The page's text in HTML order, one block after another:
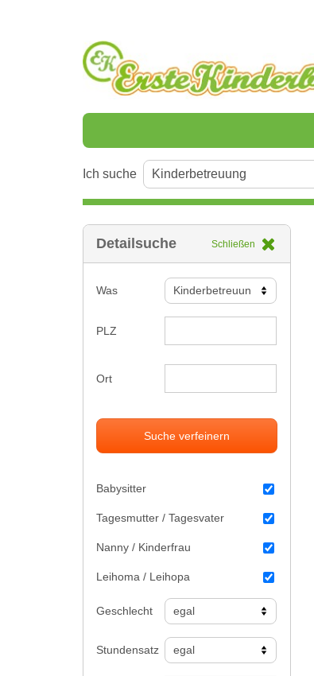
Ich suche
Detailsuche Schließen
Was
PLZ
Ort
Suche verfeinern
Babysitter
Tagesmutter / Tagesvater
Nanny / Kinderfrau
Leihoma / Leihopa
Geschlecht
Stundensatz